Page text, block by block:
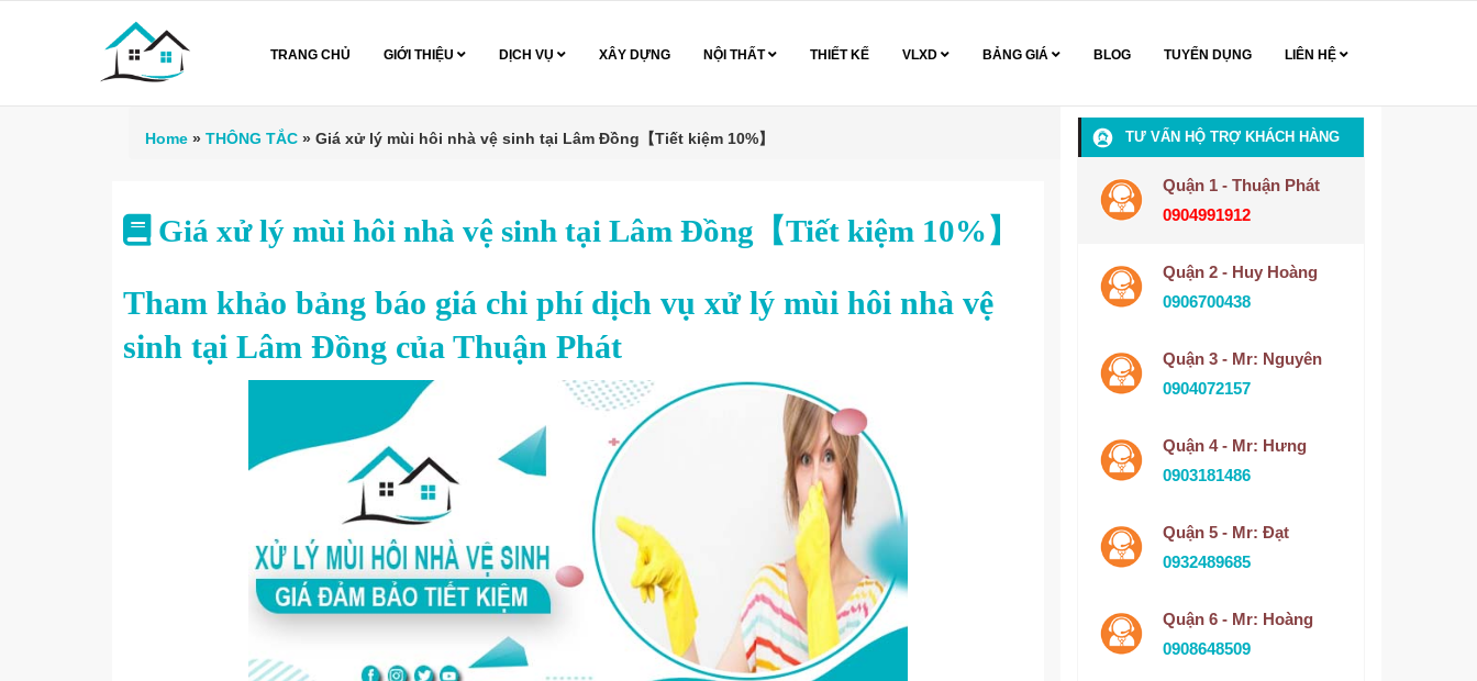
TRANG CHỦ GIỚI THIỆU DỊCH VỤ XÂY DỰNG NỘI THẤT THIẾT KẾ VLXD BẢNG GIÁ BLOG TUYỂN DỤNG LIÊN HỆ
Home » THÔNG TẮC » Giá xử lý mùi hôi nhà vệ sinh tại Lâm Đồng【Tiết kiệm 10%】
Giá xử lý mùi hôi nhà vệ sinh tại Lâm Đồng【Tiết kiệm 10%】
Tham khảo bảng báo giá chi phí dịch vụ xử lý mùi hôi nhà vệ
sinh tại Lâm Đồng của Thuận Phát
TƯ VẤN HỘ TRỢ KHÁCH HÀNG
Quận 1 - Thuận Phát
0904991912
Quận 2 - Huy Hoàng
0906700438
Quận 3 - Mr: Nguyên
0904072157
Quận 4 - Mr: Hưng
0903181486
Quận 5 - Mr: Đạt
0932489685
Quận 6 - Mr: Hoàng
0908648509